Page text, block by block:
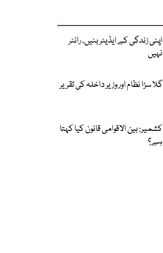
اپنی زندگی کے ایڈیٹر بنیں، رائٹر
نہیں
گلا سڑا نظام اور وزیر داخلہ کی تقریر
کشمیر: بین الاقوامی قانون کیا کہتا
ہے؟